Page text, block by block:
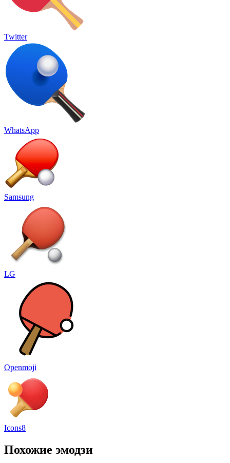
Twitter
WhatsApp
Samsung
LG
Openmoji
Icons8
Похожие эмодзи